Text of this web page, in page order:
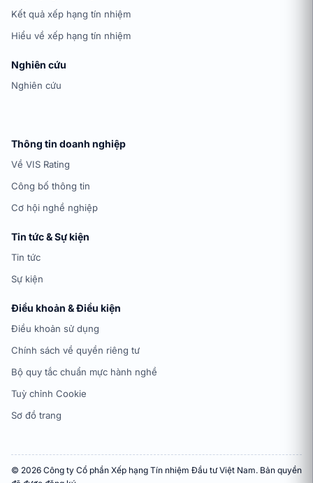
Kết quả xếp hạng tín nhiệm
Hiểu về xếp hạng tín nhiệm
Nghiên cứu
Nghiên cứu
Thông tin doanh nghiệp
Về VIS Rating
Công bố thông tin
Cơ hội nghề nghiệp
Tin tức & Sự kiện
Tin tức
Sự kiện
Điều khoản & Điều kiện
Điều khoản sử dụng
Chính sách về quyền riêng tư
Bộ quy tắc chuẩn mực hành nghề
Tuỳ chỉnh Cookie
Sơ đồ trang
© 2026 Công ty Cổ phần Xếp hạng Tín nhiệm Đầu tư Việt Nam. Bản quyền